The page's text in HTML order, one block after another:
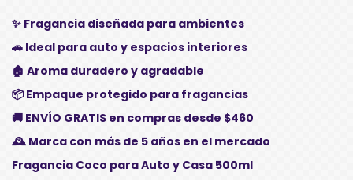
✨ Fragancia diseñada para ambientes
🚗 Ideal para auto y espacios interiores
🏠 Aroma duradero y agradable
📦 Empaque protegido para fragancias
🚚 ENVÍO GRATIS en compras desde $460
🕰️ Marca con más de 5 años en el mercado
Fragancia Coco para Auto y Casa 500ml